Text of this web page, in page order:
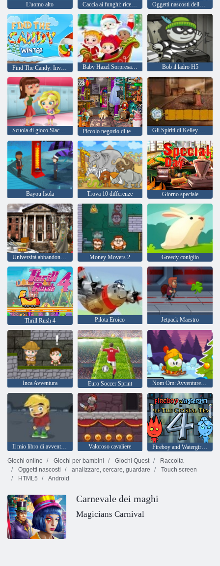
L'uomo alto Caccia ai funghi: ricerca nella foresta Oggetti nascosti della città soleggiata
Baby Hazel Sorpresa di Natale Bob il ladro H5
Scuola di gioco Slacking Piccolo negozio di tesori Gli Spiriti di Kelley Famiglia
Bayou Isola Trova 10 differenze Giorno speciale
Università abbandonata HTML5 Escape Money Movers 2 Greedy coniglio
Thrill Rush 4 Pilota Eroico Jetpack Maestro
Inca Avventura Euro Soccer Sprint Nom Om: Avventure invernali
Il mio libro di avventura 2 Valoroso cavaliere
Fireboy and Watergirl 4: Tempio di Cristallo
Giochi online
Giochi per bambini Giochi Quest
Raccolta
Oggetti nascosti
analizzare, cercare, guardare
Touch screen
HTML5
Android
Carnevale dei maghi
Magicians Carnival